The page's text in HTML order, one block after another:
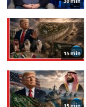
15 min